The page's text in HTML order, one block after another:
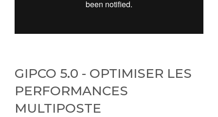
GIPCO 5.0 - OPTIMISER LES
PERFORMANCES
MULTIPOSTE